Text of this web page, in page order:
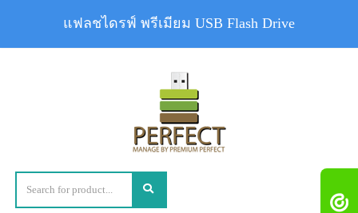
แฟลชไดรฟ์ พรีเมียม USB Flash Drive